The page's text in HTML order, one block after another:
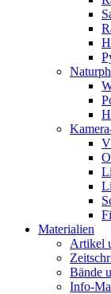
Materialien
Artikel
Bände
Info-